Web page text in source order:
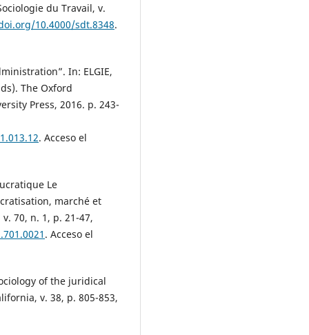
du Travail, v.
10.4000/sdt.8348.
In: ELGIE,
The Oxford
Press, 2016. p. 243-
. Acceso el
Le
marché et
70, n. 1, p. 21-47,
. Acceso el
of the juridical
v. 38, p. 805-853,